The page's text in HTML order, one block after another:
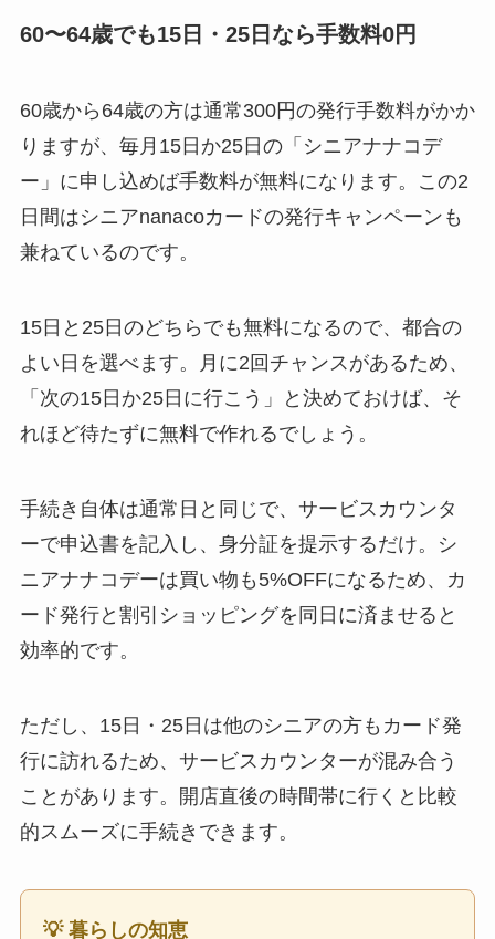
60〜64歳でも15日・25日なら手数料0円
60歳から64歳の方は通常300円の発行手数料がかか
りますが、毎月15日か25日の「シニアナナコデ
ー」に申し込めば手数料が無料になります。この2
日間はシニアnanacoカードの発行キャンペーンも
兼ねているのです。
15日と25日のどちらでも無料になるので、都合の
よい日を選べます。月に2回チャンスがあるため、
「次の15日か25日に行こう」と決めておけば、そ
れほど待たずに無料で作れるでしょう。
手続き自体は通常日と同じで、サービスカウンタ
ーで申込書を記入し、身分証を提示するだけ。シ
ニアナナコデーは買い物も5%OFFになるため、カ
ード発行と割引ショッピングを同日に済ませると
効率的です。
ただし、15日・25日は他のシニアの方もカード発
行に訪れるため、サービスカウンターが混み合う
ことがあります。開店直後の時間帯に行くと比較
的スムーズに手続きできます。
💡 暮らしの知恵